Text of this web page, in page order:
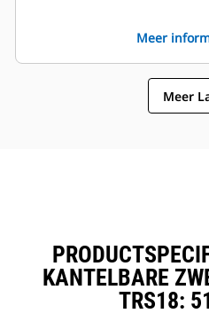
zorgt
continu
rotor
Het
Meer
Meer
KANTELBARE
TRS18: